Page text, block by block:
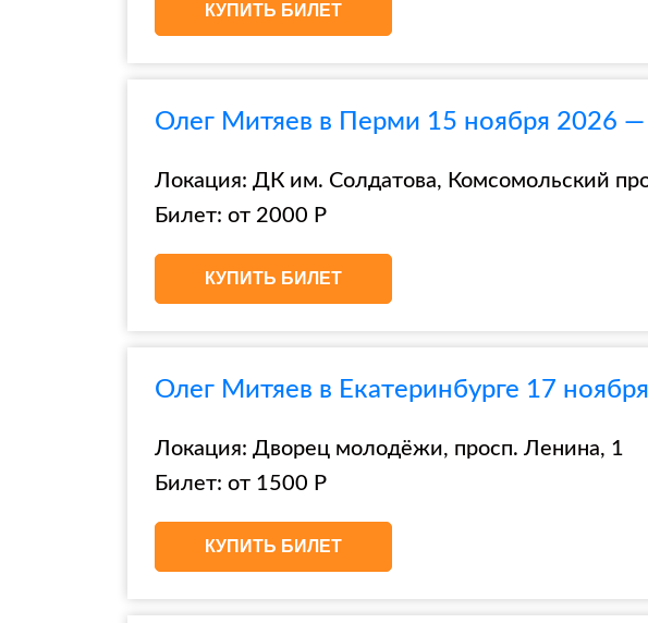
КУПИТЬ БИЛЕТ
Олег Митяев в Перми 15 ноября 2026
Локация: ДК им. Солдатова, Комсомольский
Билет: от 2000 Р
КУПИТЬ БИЛЕТ
Олег Митяев в Екатеринбурге 17
Локация: Дворец молодёжи, просп. Ленина, 1
Билет: от 1500 Р
КУПИТЬ БИЛЕТ